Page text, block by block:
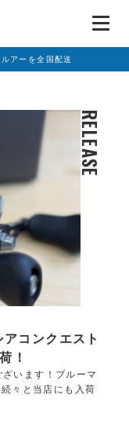
アーを全国配送
RELEASE
コンクエスト
！
います！ブルーマ
々と当店にも入荷